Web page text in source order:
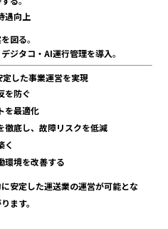
遇向上
図る。
ジタコ・AI運行管理を導入。
した事業運営を実現
を防ぐ
を最適化
徹底し、故障リスクを低減
く
環境を改善する
安定した運送業の運営が可能とな
ます。